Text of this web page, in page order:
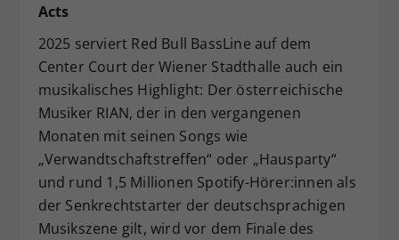
Acts
2025 serviert Red Bull BassLine auf dem
Center Court der Wiener Stadthalle auch ein
musikalisches Highlight: Der österreichische
Musiker RIAN, der in den vergangenen
Monaten mit seinen Songs wie
„Verwandtschaftstreffen“ oder „Hausparty“
und rund 1,5 Millionen Spotify-Hörer:innen als
der Senkrechtstarter der deutschsprachigen
Musikszene gilt, wird vor dem Finale des